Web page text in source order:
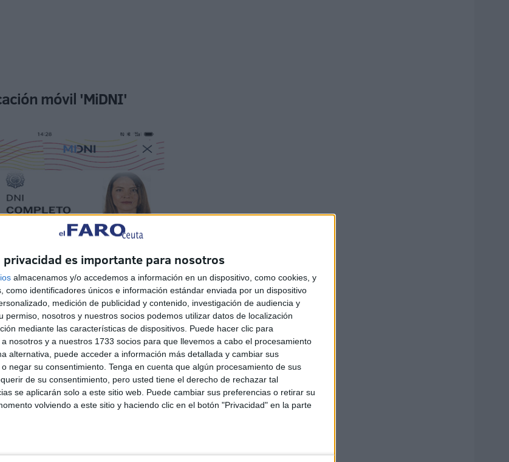
privacidad es importante para nosotros
almacenamos y/o accedemos a información en un dispositivo, como cookies, y
como identificadores únicos e información estándar enviada por un dispositivo
medición de publicidad y contenido, investigación de audiencia y
permiso, nosotros y nuestros socios podemos utilizar datos de localización
mediante las características de dispositivos. Puede hacer clic para
nosotros y a nuestros 1733 socios para que llevemos a cabo el procesamiento
alternativa, puede acceder a información más detallada y cambiar sus
negar su consentimiento. Tenga en cuenta que algún procesamiento de sus
de su consentimiento, pero usted tiene el derecho de rechazar tal
se aplicarán solo a este sitio web. Puede cambiar sus preferencias o retirar su
volviendo a este sitio y haciendo clic en el botón "Privacidad" en la parte
móvil 'MiDNI'
de los trámites en que se solicite o se